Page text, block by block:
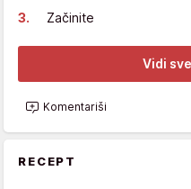
Začinite
Vidi
Komentariši
RECEPT